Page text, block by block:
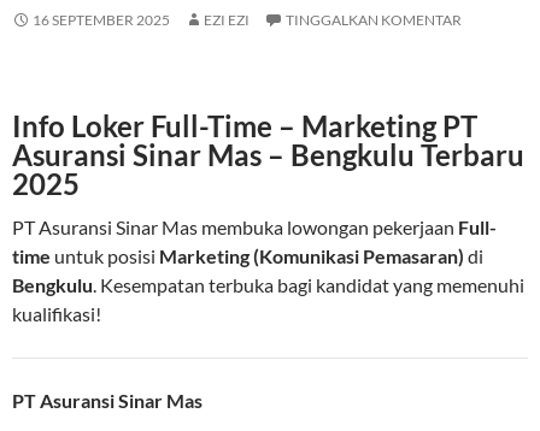
16 SEPTEMBER 2025 EZI EZI TINGGALKAN KOMENTAR
Info Loker Full-Time – Marketing PT
Asuransi Sinar Mas – Bengkulu Terbaru
2025
PT Asuransi Sinar Mas membuka lowongan pekerjaan Full-
time untuk posisi Marketing (Komunikasi Pemasaran) di
Bengkulu. Kesempatan terbuka bagi kandidat yang memenuhi
kualifikasi!
PT Asuransi Sinar Mas